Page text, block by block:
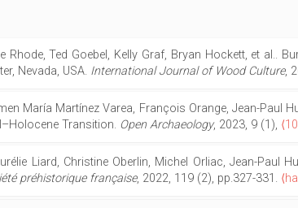
Rhode, Ted Goebel, Kelly Graf, Bryan Hockett, et al..
Nevada, USA. International Journal of Wood Culture,
María Martínez Varea, François Orange, Jean-Paul
Transition. Open Archaeology, 2023, 9 (1),
Liard, Christine Oberlin, Michel Orliac, Jean-
préhistorique française, 2022, 119 (2), pp.327-331.